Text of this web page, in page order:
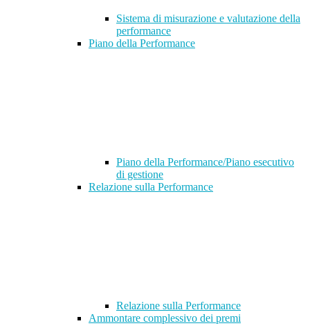
Sistema di misurazione e valutazione della
performance
Piano della Performance
Piano della Performance/Piano esecutivo
di gestione
Relazione sulla Performance
Relazione sulla Performance
Ammontare complessivo dei premi